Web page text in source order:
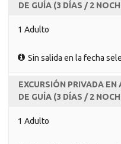
DE GUÍA (3 DÍAS / 2
1 Adulto
Sin salida en la fecha
EXCURSIÓN PRIVADA
DE GUÍA (3 DÍAS / 2
1 Adulto